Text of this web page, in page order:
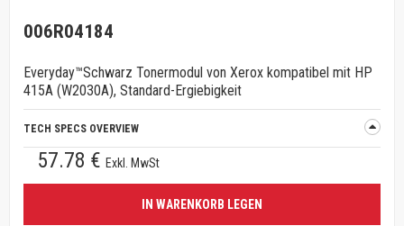
006R04184
Everyday™Schwarz Tonermodul von Xerox kompatibel mit HP
415A (W2030A), Standard-Ergiebigkeit
TECH SPECS OVERVIEW
57.78 € Exkl. MwSt
IN WARENKORB LEGEN